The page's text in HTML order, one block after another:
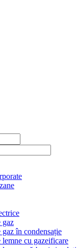
gaz
gaz în condensație
lemne cu gazeificare